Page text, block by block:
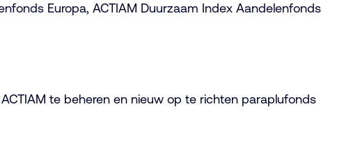
Europa, ACTIAM Duurzaam Index Aandelenfonds
te beheren en nieuw op te richten paraplufonds